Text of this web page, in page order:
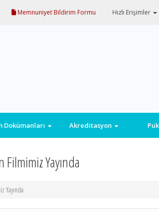
Memnuniyet Bildirim Formu Hızlı Erişimler
Dokümanları Akreditasyon
Yayında
Yayında